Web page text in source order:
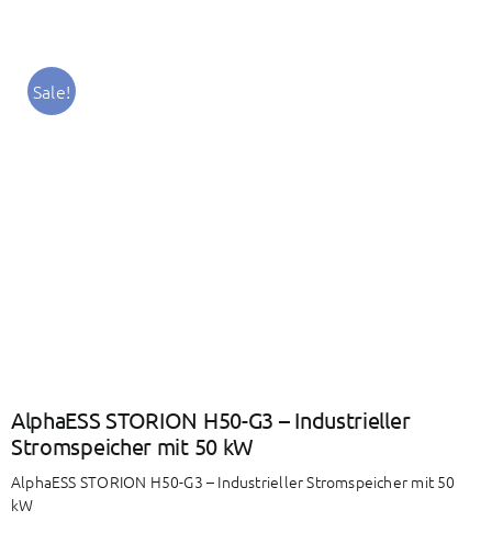
BAETZ Energy
Sale!
AlphaESS STORION H50-G3 – Industrieller
Stromspeicher mit 50 kW
AlphaESS STORION H50-G3 – Industrieller Stromspeicher mit 50
kW